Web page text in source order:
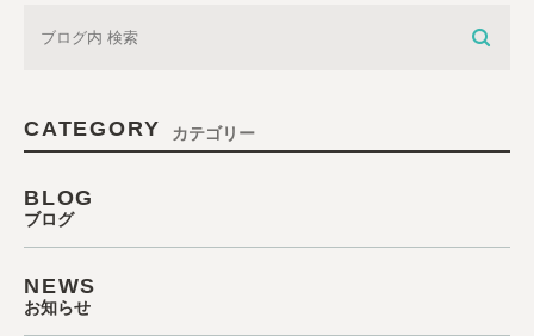
CATEGORY カテゴリー
BLOG
ブログ
NEWS
お知らせ